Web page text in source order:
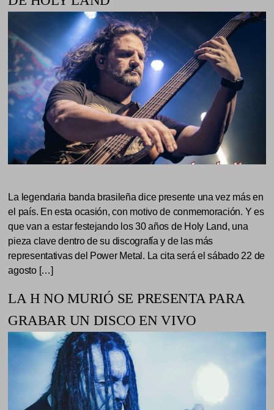
La legendaria banda brasileña dice presente una vez más en
el país. En esta ocasión, con motivo de conmemoración. Y es
que van a estar festejando los 30 años de Holy Land, una
pieza clave dentro de su discografía y de las más
representativas del Power Metal. La cita será el sábado 22 de
agosto […]
LA H NO MURIÓ SE PRESENTA PARA
GRABAR UN DISCO EN VIVO